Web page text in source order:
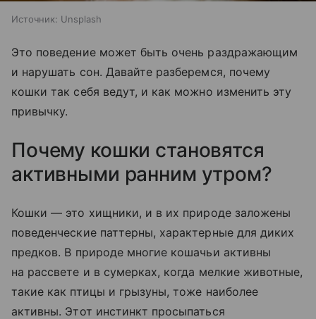
Источник: Unsplash
Это поведение может быть очень раздражающим
и нарушать сон. Давайте разберемся, почему
кошки так себя ведут, и как можно изменить эту
привычку.
Почему кошки становятся
активными ранним утром?
Кошки — это хищники, и в их природе заложены
поведенческие паттерны, характерные для диких
предков. В природе многие кошачьи активны
на рассвете и в сумерках, когда мелкие животные,
такие как птицы и грызуны, тоже наиболее
активны. Этот инстинкт просыпаться